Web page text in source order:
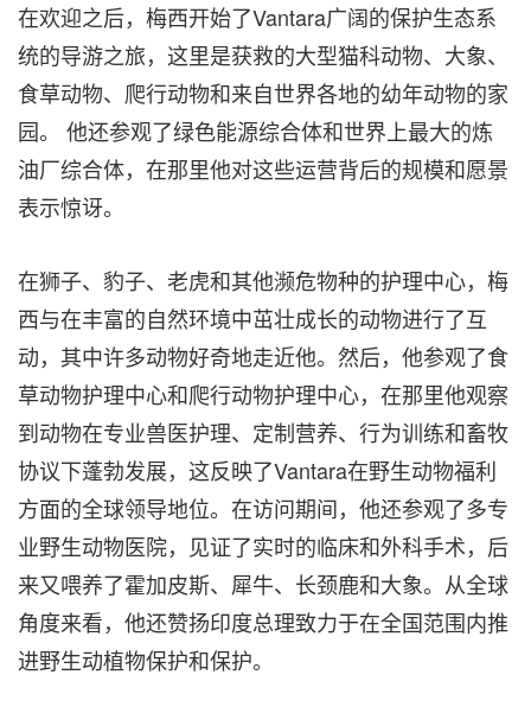
在欢迎之后，梅西开始了Vantara广阔的保护生态系
统的导游之旅，这里是获救的大型猫科动物、大象、
食草动物、爬行动物和来自世界各地的幼年动物的家
园。 他还参观了绿色能源综合体和世界上最大的炼
油厂综合体，在那里他对这些运营背后的规模和愿景
表示惊讶。
在狮子、豹子、老虎和其他濒危物种的护理中心，梅
西与在丰富的自然环境中茁壮成长的动物进行了互
动， 其中许多动物好奇地走近他。然后，他参观了食
草动物护理中心和爬行动物护理中心，在那里他观察
到动物在专业兽医护理、定制营养、行为训练和畜牧
协议下蓬勃发展，这反映了Vantara在野生动物福利
方面的全球领导地位。在访问期间，他还参观了多专
业野生动物医院，见证了实时的临床和外科手术，后
来又喂养了霍加皮斯、犀牛、长颈鹿和大象。从全球
角度来看，他还赞扬印度总理致力于在全国范围内推
进野生动植物保护和保护。